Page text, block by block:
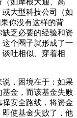
如摩根大通、高
大型科技公司（如
果你没有这样的背
乏必要的经验和资
个圈子就形成了一
吐相似、穿着相
，困境在于：如果
金，而该基金失败
安全路线，将资金
使基金失败了，他